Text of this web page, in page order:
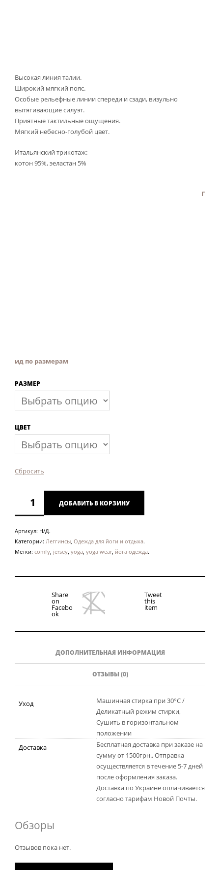
Высокая линия талии.
Широкий мягкий пояс.
Особые рельефные линии спереди и сзади, визульно
вытягивающие силуэт.
Приятные тактильные ощущения.
Мягкий небесно-голубой цвет.
Итальянский трикотаж:
котон 95%, эеластан 5%
Г
ид по размерам
РАЗМЕР
ЦВЕТ
Сбросить
ДОБАВИТЬ В КОРЗИНУ
Артикул: Н/Д.
Категории: Леггинсы, Одежда для йоги и отдыха.
Метки: comfy, jersey, yoga, yoga wear, йога одежда.
Share
on
Facebo
ok
I
T
Tweet
this
item
ДОПОЛНИТЕЛЬНАЯ ИНФОРМАЦИЯ
ОТЗЫВЫ (0)
Уход
Машинная стирка при 30°С /
Деликатный режим стирки,
Cушить в горизонтальном
положении
Доставка
Бесплатная доставка при заказе на
сумму от 1500грн., Отправка
осуществляется в течение 5-7 дней
после оформления заказа.
Доставка по Украине оплачивается
согласно тарифам Новой Почты.
Обзоры
Отзывов пока нет.